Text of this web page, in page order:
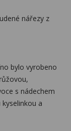
nářezy z
bylo vyrobeno
s nádechem
a